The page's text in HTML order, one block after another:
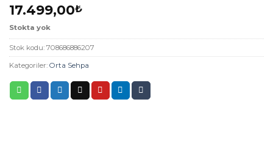
17.499,00₺
Stokta yok
Stok kodu: 708686886207
Kategoriler: Orta Sehpa